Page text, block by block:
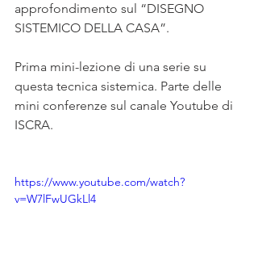
approfondimento sul “DISEGNO
SISTEMICO DELLA CASA”.
Prima mini-lezione di una serie su
questa tecnica sistemica. Parte delle
mini conferenze sul canale Youtube di
ISCRA.
https://www.youtube.com/watch?
v=W7lFwUGkLl4